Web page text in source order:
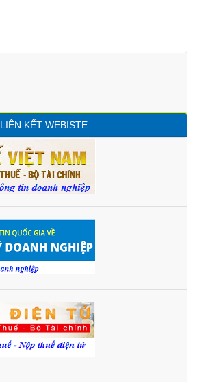
LIÊN KẾT WEBISTE